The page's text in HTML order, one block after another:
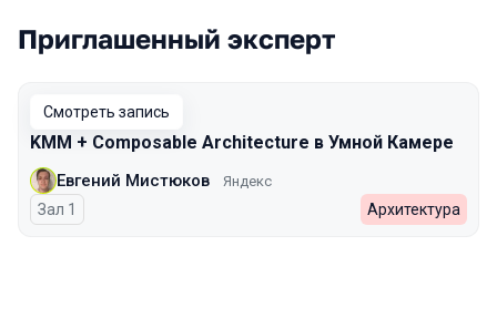
Выступления в сезоне 2023 Spring
Приглашенный эксперт
Смотреть запись
KMM + Composable Architecture в Умной Камере
Евгений Мистюков Яндекс
Зал 1 Архитектура